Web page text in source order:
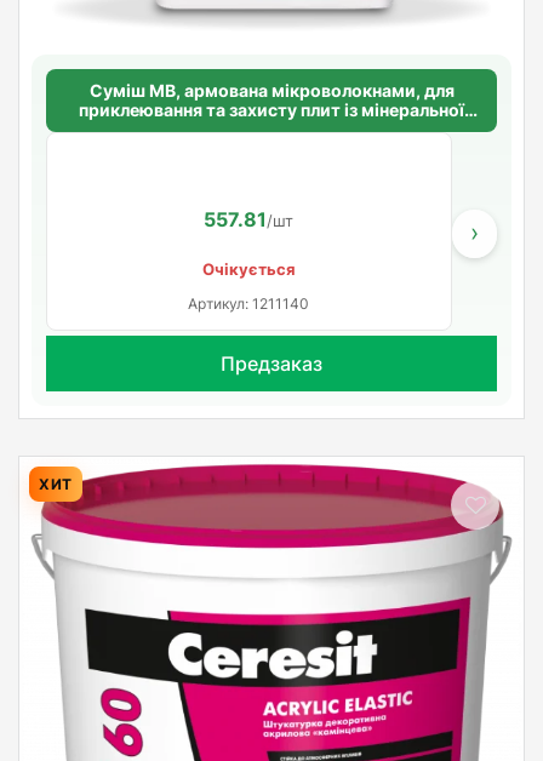
Суміш МВ, армована мікроволокнами, для
приклеювання та захисту плит із мінеральної
вати CERESIT CT 190 PRO
557.81/шт
Очікується
Артикул: 1211140
›
Предзаказ
ХИТ